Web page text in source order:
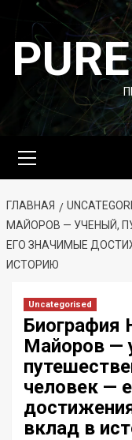
Перейти
содержимому
меню
ГЛАВНАЯ
МАЙОРОВ — УЧЕНЫЙ,
ЕГО ЗНАЧИМЫЕ
ИСТОРИЮ
Uncategorised
Биография
Майоров —
человек —
вклад в